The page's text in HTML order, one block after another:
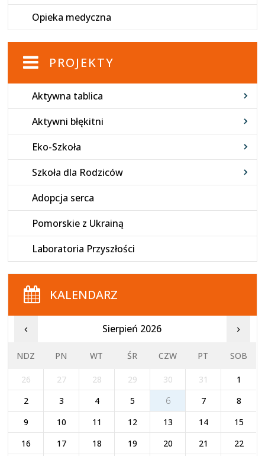
Opieka medyczna
PROJEKTY
Aktywna tablica
Aktywni błękitni
Eko-Szkoła
Szkoła dla Rodziców
Adopcja serca
Pomorskie z Ukrainą
Laboratoria Przyszłości
KALENDARZ
‹ Sierpień 2026 ›
NDZ PN WT ŚR CZW PT SOB
26 27 28 29 30 31
1
2
3 4 5 6 7
8
9
10 11 12 13 14
15
16
17 18 19 20 21
22